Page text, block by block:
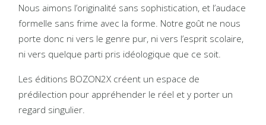
Nous aimons l’originalité sans sophistication, et l’audace
formelle sans frime avec la forme. Notre goût ne nous
porte donc ni vers le genre pur, ni vers l’esprit scolaire,
ni vers quelque parti pris idéologique que ce soit.
Les éditions BOZON2X créent un espace de
prédilection pour appréhender le réel et y porter un
regard singulier.